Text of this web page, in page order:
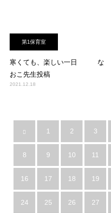
第1保育室
寒くても、楽しい一日 な
おこ先生投稿
2021.12.18
1 2 3
8 9 10 11
16 17 18 19
24 25 26 27